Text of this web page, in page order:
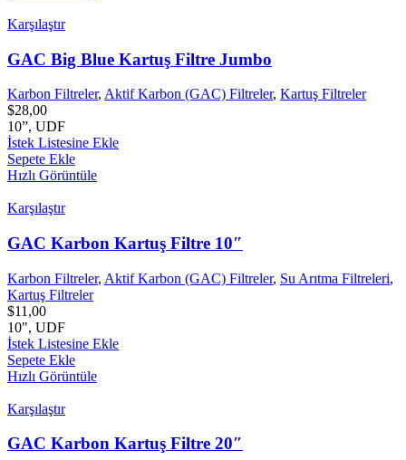
Karşılaştır
GAC Big Blue Kartuş Filtre Jumbo
Karbon Filtreler, Aktif Karbon (GAC) Filtreler, Kartuş Filtreler
$28,00
10”, UDF
İstek Listesine Ekle
Sepete Ekle
Hızlı Görüntüle
Karşılaştır
GAC Karbon Kartuş Filtre 10″
Karbon Filtreler, Aktif Karbon (GAC) Filtreler, Su Arıtma Filtreleri,
Kartuş Filtreler
$11,00
10", UDF
İstek Listesine Ekle
Sepete Ekle
Hızlı Görüntüle
Karşılaştır
GAC Karbon Kartuş Filtre 20″